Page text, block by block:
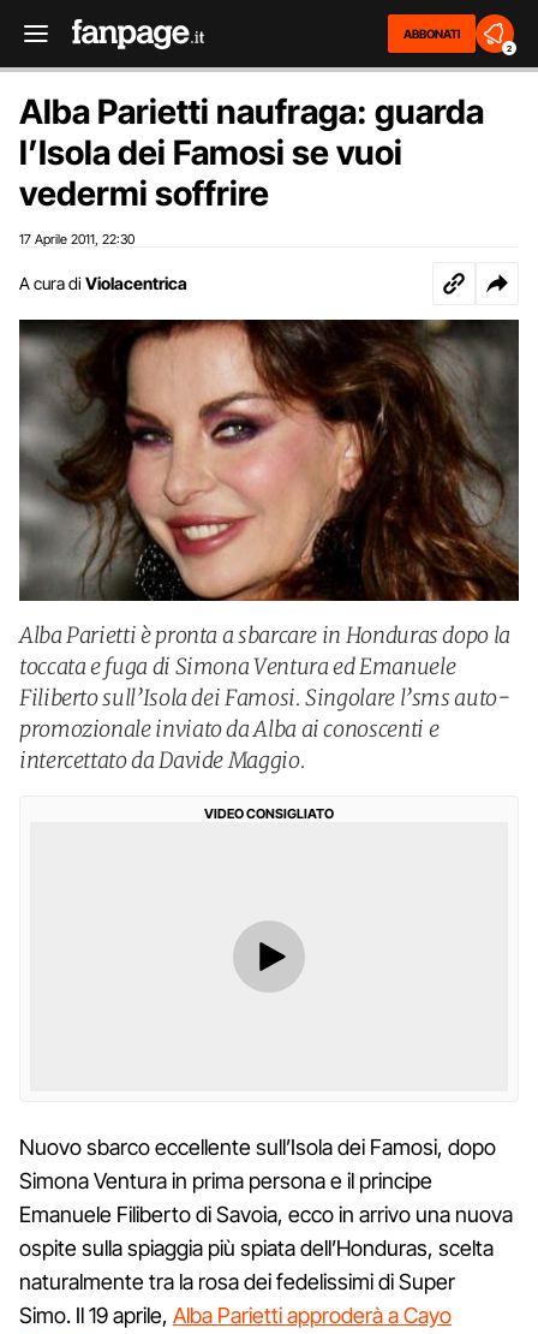
ABBONATI
2
Alba Parietti naufraga: guarda
l’Isola dei Famosi se vuoi
vedermi soffrire
17 Aprile 2011 22:30
A cura di Violacentrica
Alba Parietti è pronta a sbarcare in Honduras dopo la
toccata e fuga di Simona Ventura ed Emanuele
Filiberto sull’Isola dei Famosi. Singolare l’sms auto-
promozionale inviato da Alba ai conoscenti e
intercettato da Davide Maggio.
VIDEO CONSIGLIATO
Nuovo sbarco eccellente sull’Isola dei Famosi, dopo
Simona Ventura in prima persona e il principe
Emanuele Filiberto di Savoia, ecco in arrivo una nuova
ospite sulla spiaggia più spiata dell’Honduras, scelta
naturalmente tra la rosa dei fedelissimi di Super
Simo. Il 19 aprile, Alba Parietti approderà a Cayo